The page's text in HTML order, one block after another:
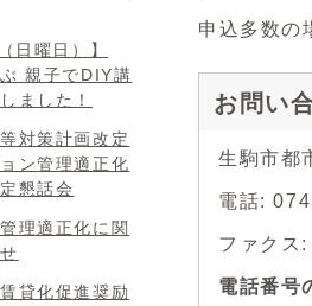
申込多数の
お問い
生駒市都
電話:
ファク
電話番号
日曜日）】
ぶ 親子でDIY講
ました！
対策計画改定
ン管理適正化
懇話会
理適正化に関
貸化促進奨励